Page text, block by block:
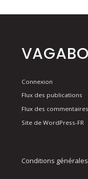
Connexion
Flux des publications
Flux des commentaires
Site de WordPress-FR
Conditions